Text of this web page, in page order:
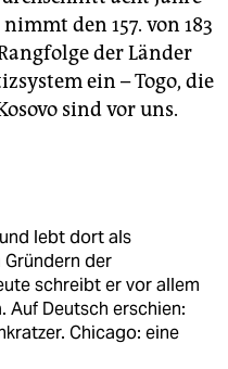
den 157. von 183
der Länder
ein – Togo, die
sind vor uns.
lebt dort als
der
schreibt er vor allem
Deutsch erschien:
Chicago: eine